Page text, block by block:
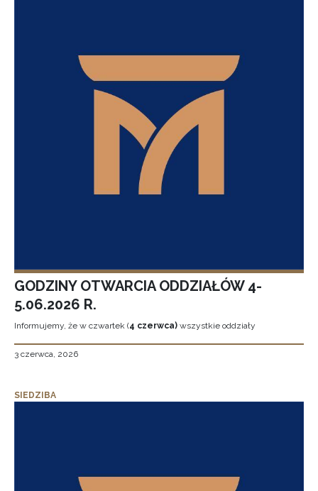
GODZINY OTWARCIA ODDZIAŁÓW 4-
5.06.2026 R.
Informujemy, że w czwartek (4 czerwca) wszystkie oddziały
3 czerwca, 2026
SIEDZIBA